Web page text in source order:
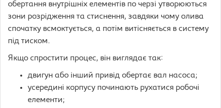
обертання внутрішніх елементів по черзі утворюються
зони розрідження та стиснення, завдяки чому олива
спочатку всмоктується, а потім витісняється в систему
під тиском.
Якщо спростити процес, він виглядає так:
двигун або інший привід обертає вал насоса;
усередині корпусу починають рухатися робочі
елементи;